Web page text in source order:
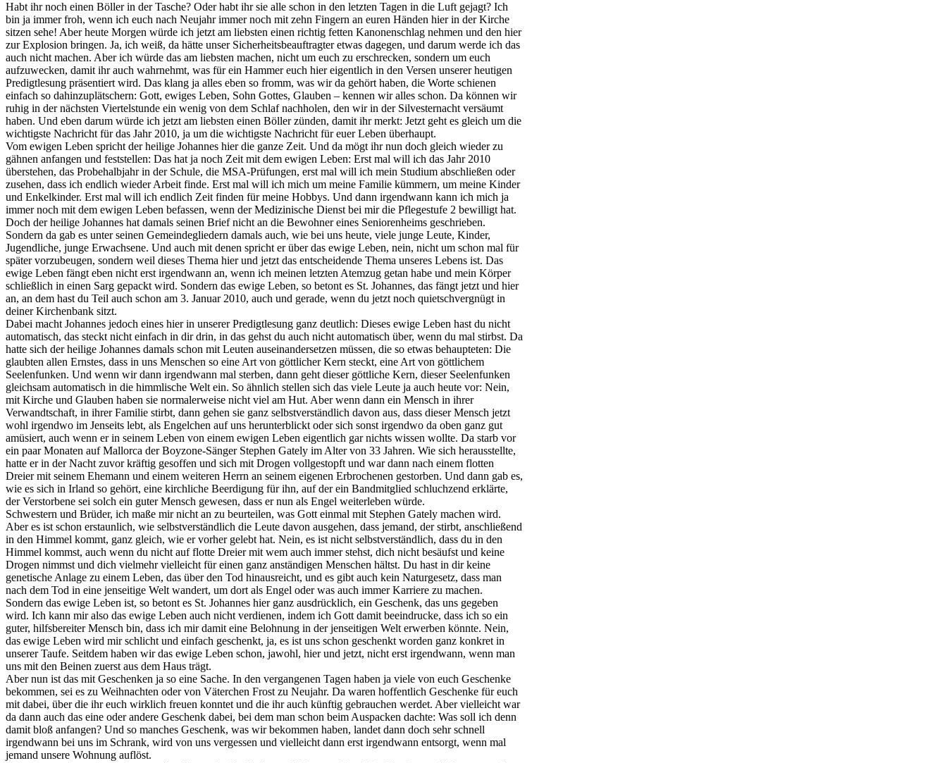
Habt ihr noch einen Böller in der Tasche? Oder habt ihr sie alle schon in den letzten Tagen in die Luft gejagt? Ich
bin ja immer froh, wenn ich euch nach Neujahr immer noch mit zehn Fingern an euren Händen hier in der Kirche
sitzen sehe! Aber heute Morgen würde ich jetzt am liebsten einen richtig fetten Kanonenschlag nehmen und den hier
zur Explosion bringen. Ja, ich weiß, da hätte unser Sicherheitsbeauftragter etwas dagegen, und darum werde ich das
auch nicht machen. Aber ich würde das am liebsten machen, nicht um euch zu erschrecken, sondern um euch
aufzuwecken, damit ihr auch wahrnehmt, was für ein Hammer euch hier eigentlich in den Versen unserer heutigen
Predigtlesung präsentiert wird. Das klang ja alles eben so fromm, was wir da gehört haben, die Worte schienen
einfach so dahinzuplätschern: Gott, ewiges Leben, Sohn Gottes, Glauben – kennen wir alles schon. Da können wir
ruhig in der nächsten Viertelstunde ein wenig von dem Schlaf nachholen, den wir in der Silvesternacht versäumt
haben. Und eben darum würde ich jetzt am liebsten einen Böller zünden, damit ihr merkt: Jetzt geht es gleich um die
wichtigste Nachricht für das Jahr 2010, ja um die wichtigste Nachricht für euer Leben überhaupt.
Vom ewigen Leben spricht der heilige Johannes hier die ganze Zeit. Und da mögt ihr nun doch gleich wieder zu
gähnen anfangen und feststellen: Das hat ja noch Zeit mit dem ewigen Leben: Erst mal will ich das Jahr 2010
überstehen, das Probehalbjahr in der Schule, die MSA-Prüfungen, erst mal will ich mein Studium abschließen oder
zusehen, dass ich endlich wieder Arbeit finde. Erst mal will ich mich um meine Familie kümmern, um meine Kinder
und Enkelkinder. Erst mal will ich endlich Zeit finden für meine Hobbys. Und dann irgendwann kann ich mich ja
immer noch mit dem ewigen Leben befassen, wenn der Medizinische Dienst bei mir die Pflegestufe 2 bewilligt hat.
Doch der heilige Johannes hat damals seinen Brief nicht an die Bewohner eines Seniorenheims geschrieben.
Sondern da gab es unter seinen Gemeindegliedern damals auch, wie bei uns heute, viele junge Leute, Kinder,
Jugendliche, junge Erwachsene. Und auch mit denen spricht er über das ewige Leben, nein, nicht um schon mal für
später vorzubeugen, sondern weil dieses Thema hier und jetzt das entscheidende Thema unseres Lebens ist. Das
ewige Leben fängt eben nicht erst irgendwann an, wenn ich meinen letzten Atemzug getan habe und mein Körper
schließlich in einen Sarg gepackt wird. Sondern das ewige Leben, so betont es St. Johannes, das fängt jetzt und hier
an, an dem hast du Teil auch schon am 3. Januar 2010, auch und gerade, wenn du jetzt noch quietschvergnügt in
deiner Kirchenbank sitzt.
Dabei macht Johannes jedoch eines hier in unserer Predigtlesung ganz deutlich: Dieses ewige Leben hast du nicht
automatisch, das steckt nicht einfach in dir drin, in das gehst du auch nicht automatisch über, wenn du mal stirbst. Da
hatte sich der heilige Johannes damals schon mit Leuten auseinandersetzen müssen, die so etwas behaupteten: Die
glaubten allen Ernstes, dass in uns Menschen so eine Art von göttlicher Kern steckt, eine Art von göttlichem
Seelenfunken. Und wenn wir dann irgendwann mal sterben, dann geht dieser göttliche Kern, dieser Seelenfunken
gleichsam automatisch in die himmlische Welt ein. So ähnlich stellen sich das viele Leute ja auch heute vor: Nein,
mit Kirche und Glauben haben sie normalerweise nicht viel am Hut. Aber wenn dann ein Mensch in ihrer
Verwandtschaft, in ihrer Familie stirbt, dann gehen sie ganz selbstverständlich davon aus, dass dieser Mensch jetzt
wohl irgendwo im Jenseits lebt, als Engelchen auf uns herunterblickt oder sich sonst irgendwo da oben ganz gut
amüsiert, auch wenn er in seinem Leben von einem ewigen Leben eigentlich gar nichts wissen wollte. Da starb vor
ein paar Monaten auf Mallorca der Boyzone-Sänger Stephen Gately im Alter von 33 Jahren. Wie sich herausstellte,
hatte er in der Nacht zuvor kräftig gesoffen und sich mit Drogen vollgestopft und war dann nach einem flotten
Dreier mit seinem Ehemann und einem weiteren Herrn an seinem eigenen Erbrochenen gestorben. Und dann gab es,
wie es sich in Irland so gehört, eine kirchliche Beerdigung für ihn, auf der ein Bandmitglied schluchzend erklärte,
der Verstorbene sei solch ein guter Mensch gewesen, dass er nun als Engel weiterleben würde.
Schwestern und Brüder, ich maße mir nicht an zu beurteilen, was Gott einmal mit Stephen Gately machen wird.
Aber es ist schon erstaunlich, wie selbstverständlich die Leute davon ausgehen, dass jemand, der stirbt, anschließend
in den Himmel kommt, ganz gleich, wie er vorher gelebt hat. Nein, es ist nicht selbstverständlich, dass du in den
Himmel kommst, auch wenn du nicht auf flotte Dreier mit wem auch immer stehst, dich nicht besäufst und keine
Drogen nimmst und dich vielmehr vielleicht für einen ganz anständigen Menschen hältst. Du hast in dir keine
genetische Anlage zu einem Leben, das über den Tod hinausreicht, und es gibt auch kein Naturgesetz, dass man
nach dem Tod in eine jenseitige Welt wandert, um dort als Engel oder was auch immer Karriere zu machen.
Sondern das ewige Leben ist, so betont es St. Johannes hier ganz ausdrücklich, ein Geschenk, das uns gegeben
wird. Ich kann mir also das ewige Leben auch nicht verdienen, indem ich Gott damit beeindrucke, dass ich so ein
guter, hilfsbereiter Mensch bin, dass ich mir damit eine Belohnung in der jenseitigen Welt erwerben könnte. Nein,
das ewige Leben wird mir schlicht und einfach geschenkt, ja, es ist uns schon geschenkt worden ganz konkret in
unserer Taufe. Seitdem haben wir das ewige Leben schon, jawohl, hier und jetzt, nicht erst irgendwann, wenn man
uns mit den Beinen zuerst aus dem Haus trägt.
Aber nun ist das mit Geschenken ja so eine Sache. In den vergangenen Tagen haben ja viele von euch Geschenke
bekommen, sei es zu Weihnachten oder von Väterchen Frost zu Neujahr. Da waren hoffentlich Geschenke für euch
mit dabei, über die ihr euch wirklich freuen konntet und die ihr auch künftig gebrauchen werdet. Aber vielleicht war
da dann auch das eine oder andere Geschenk dabei, bei dem man schon beim Auspacken dachte: Was soll ich denn
damit bloß anfangen? Und so manches Geschenk, was wir bekommen haben, landet dann doch sehr schnell
irgendwann bei uns im Schrank, wird von uns vergessen und vielleicht dann erst irgendwann entsorgt, wenn mal
jemand unsere Wohnung auflöst.